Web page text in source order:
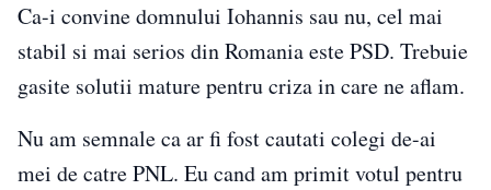
Ca-i convine domnului Iohannis sau nu, cel mai
stabil si mai serios din Romania este PSD. Trebuie
gasite solutii mature pentru criza in care ne aflam.
Nu am semnale ca ar fi fost cautati colegi de-ai
mei de catre PNL. Eu cand am primit votul pentru